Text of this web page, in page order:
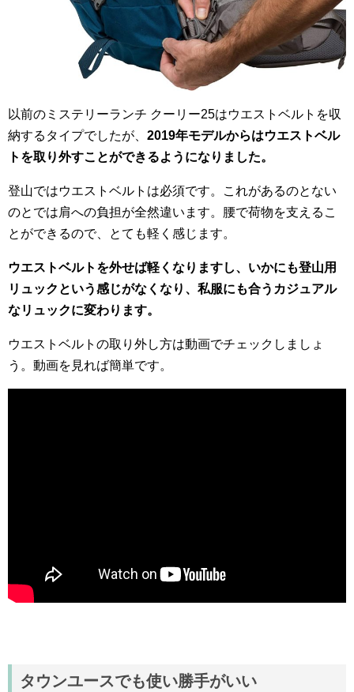
以前のミステリーランチ クーリー25はウエストベルトを収
納するタイプでしたが、 2019年モデルからはウエストベル
トを取り外すことができるようになりました。
登山ではウエストベルトは必須です。これがあるのとない
のとでは肩への負担が全然違います。腰で荷物を支えるこ
とができるので、とても軽く感じます。
ウエストベルトを外せば軽くなりますし、いかにも登山用
リュックという感じがなくなり、私服にも合うカジュアル
なリュックに変わります。
ウエストベルトの取り外し方は動画でチェックしましょ
う。動画を見れば簡単です。
タウンユースでも使い勝手がいい